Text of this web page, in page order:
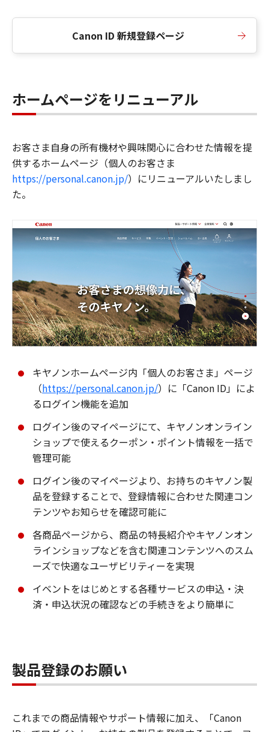
Canon ID 新規登録ページ
ホームページをリニューアル
お客さま自身の所有機材や興味関心に合わせた情報を提
供するホームページ（個人のお客さま
https://personal.canon.jp/）にリニューアルいたしまし
た。
キヤノンホームページ内「個人のお客さま」ページ
（https://personal.canon.jp/）に「Canon ID」によ
るログイン機能を追加
ログイン後のマイページにて、キヤノンオンライン
ショップで使えるクーポン・ポイント情報を一括で
管理可能
ログイン後のマイページより、お持ちのキヤノン製
品を登録することで、登録情報に合わせた関連コン
テンツやお知らせを確認可能に
各商品ページから、商品の特長紹介やキヤノンオン
ラインショップなどを含む関連コンテンツへのスム
ーズで快適なユーザビリティーを実現
イベントをはじめとする各種サービスの申込・決
済・申込状況の確認などの手続きをより簡単に
製品登録のお願い
これまでの商品情報やサポート情報に加え、「Canon